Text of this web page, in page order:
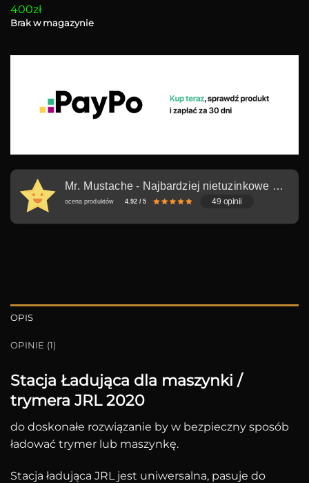
400zł
Brak w magazynie
ocena produktów 4.92 / 5 49 opinii
OPIS
OPINIE (1)
Stacja Ładująca dla maszynki /
trymera JRL 2020
do doskonałe rozwiązanie by w bezpieczny sposób
ładować trymer lub maszynkę.
Stacja ładująca JRL jest uniwersalna, pasuje do